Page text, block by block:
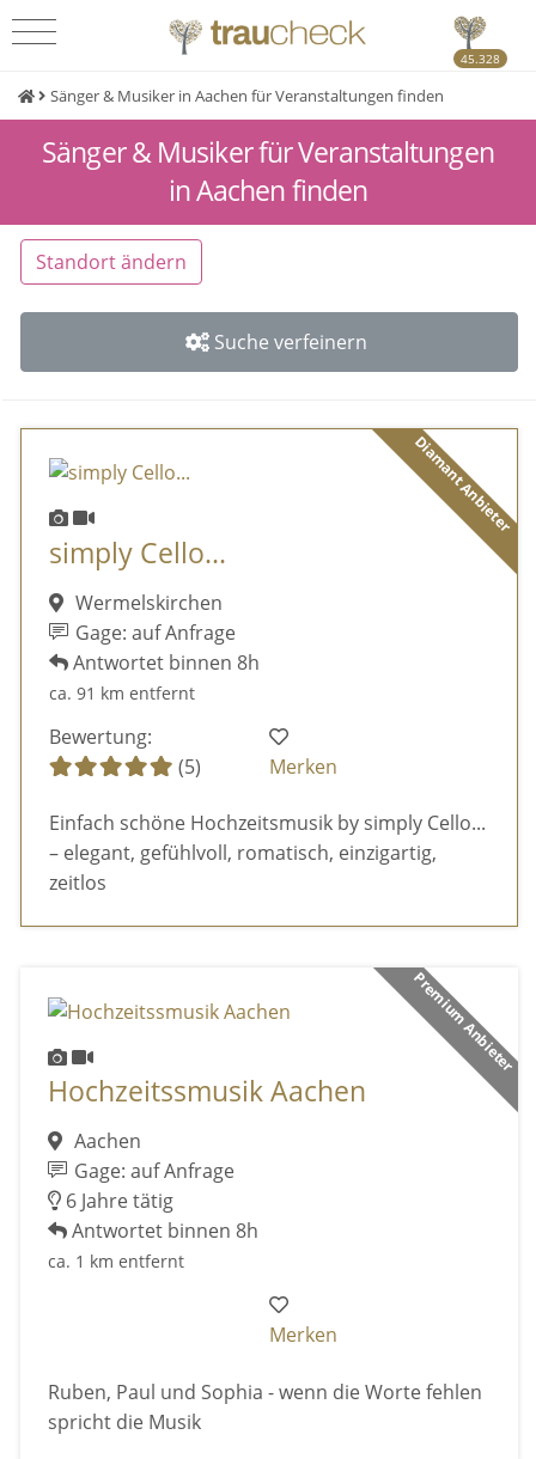
45.328
Sänger & Musiker in Aachen für Veranstaltungen finden
Sänger & Musiker für Veranstaltungen
in Aachen finden
Standort ändern
Suche verfeinern
Diamant Anbieter
simply Cello...
Wermelskirchen
Gage: auf Anfrage
Antwortet binnen 8h
ca. 91 km entfernt
Bewertung:
(5)
Merken
Einfach schöne Hochzeitsmusik by simply Cello...
– elegant, gefühlvoll, romatisch, einzigartig,
zeitlos
Premium Anbieter
Hochzeitssmusik Aachen
Aachen
Gage: auf Anfrage
6 Jahre tätig
Antwortet binnen 8h
ca. 1 km entfernt
Merken
Ruben, Paul und Sophia - wenn die Worte fehlen
spricht die Musik